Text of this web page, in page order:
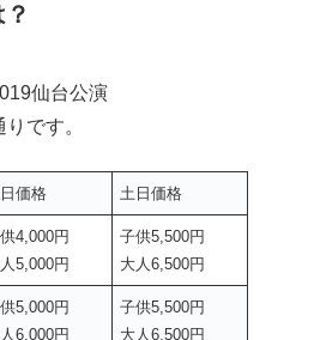
仙台公演
です。
価格 土日価格
4,000円
5,000円
子供5,500円
大人6,500円
5,000円
6,000円
子供5,500円
大人6,500円